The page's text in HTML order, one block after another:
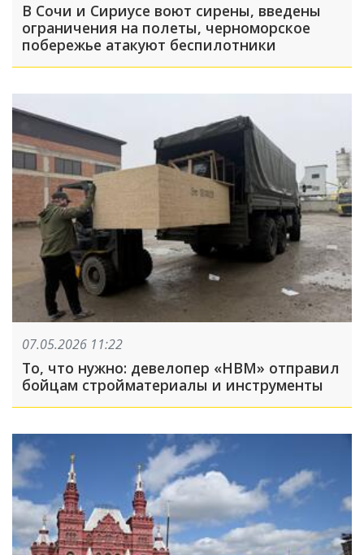
В Сочи и Сириусе воют сирены, введены
ограничения на полеты, черноморское
побережье атакуют беспилотники
07.05.2026 11:22
То, что нужно: девелопер «НВМ» отправил
бойцам стройматериалы и инструменты